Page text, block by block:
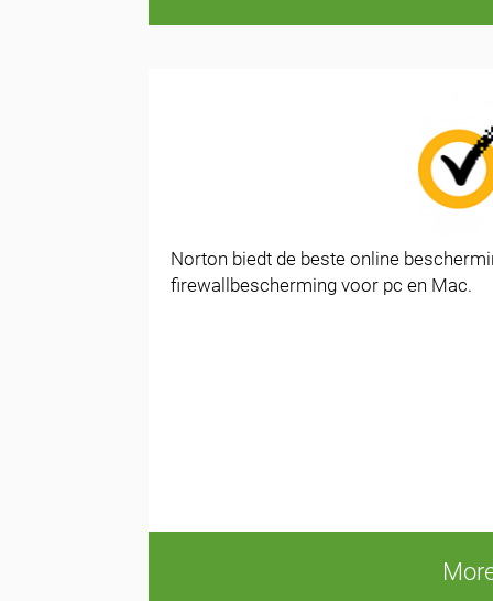
Norton biedt de beste online
firewallbescherming voor pc en Mac.